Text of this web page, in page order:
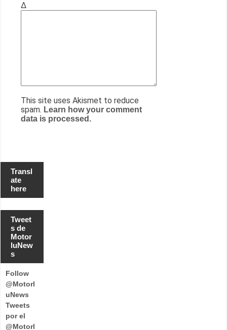
Δ
This site uses Akismet to reduce
spam. Learn how your comment
data is processed.
Transl
ate
here
Tweet
s de
Motor
luNew
s
Follow
@Motorl
uNews
Tweets
por el
@Motorl